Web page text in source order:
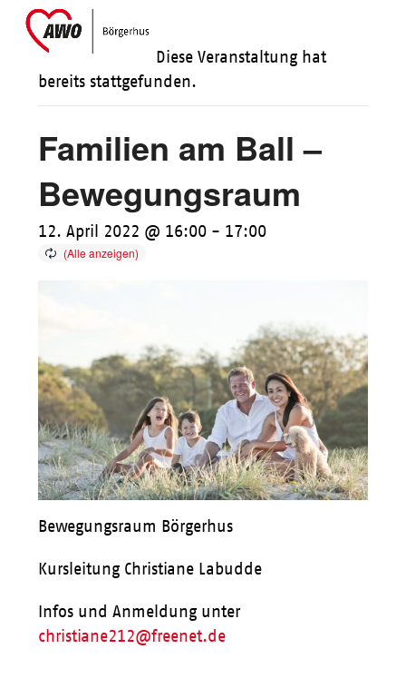
SkipOpen
mobile
Close
mobile
Diese Veranstaltung hat
bereits stattgefunden.
Familien am Ball –
Bewegungsraum
12. April 2022 @ 16:00 - 17:00
Bewegungsraum Börgerhus
Kursleitung Christiane Labudde
Infos und Anmeldung unter
christiane212@freenet.de